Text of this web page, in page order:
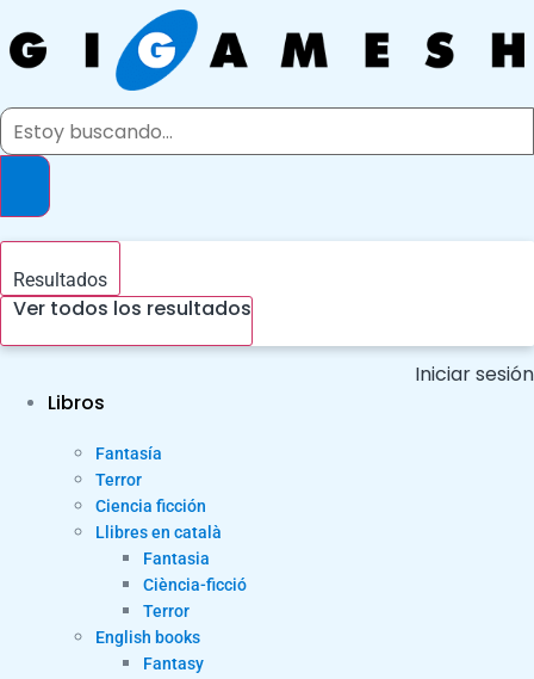
al
contenido
Search
Resultados
Ver todos los resultados
Iniciar sesión
Libros
Fantasía
Terror
Ciencia ficción
Llibres en català
Fantasia
Ciència-ficció
Terror
English books
Fantasy